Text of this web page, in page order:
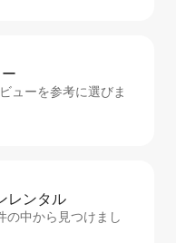
ューを参考に選びま
レ⁠ン⁠タ⁠ル
の中から見つけまし